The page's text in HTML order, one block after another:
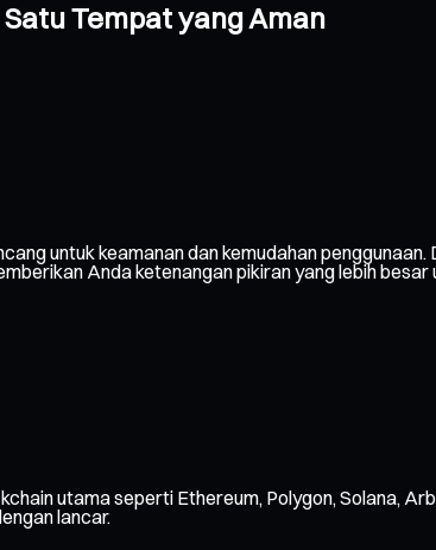
Tempat yang Aman
untuk keamanan dan kemudahan
Anda ketenangan pikiran yang lebih
utama seperti Ethereum, Polygon, Solana,
lancar.